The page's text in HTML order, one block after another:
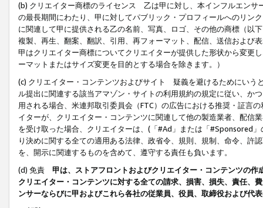
(b) クリエイター商標のライセンス 乙は甲に対し、本インフルエンサ
の最長期間にわたり、甲に対してパブリック・プロフィールへのリン
に関連して甲に提供される乙の名前、写真、ロゴ、その他の商標（以
複製、再生、翻案、翻訳、引用、再フォーマット、配信、送信および
甲はクリエイター商標についてクリエイターが提供した形状から変更
ーマットまたはサイズ変更を目的とする場合を除きます。）
(c) クリエイター・コンテンツおよびサイト 疑義を避けるためにいう
ル提出に関連する該当アマゾン・サイトの利用規約の規定に従い、か
用される場合、米連邦取引委員会（FTC）の広告における推奨・証言
イターが、クリエイター・コンテンツに関連して他の製造業者、配信
を受け取った場合、クリエイターは、(「#Ad」または「#Sponsored
り決めに関する全ての適用ある法律、政省令、規則、規制、命令、許
を、開示に関連するものを含めて、遵守する責任も負います。
(d) 免責 甲は、ストアフロントおよびクリエイター・コンテンツの
クリエイター・コンテンツに対する全ての請求、損害、損失、責任、
ンサーならびに甲およびこれら各社の従業員、役員、取締役および代